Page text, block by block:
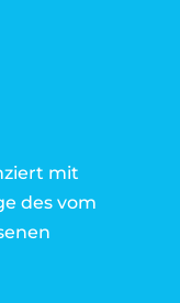
mit
des vom